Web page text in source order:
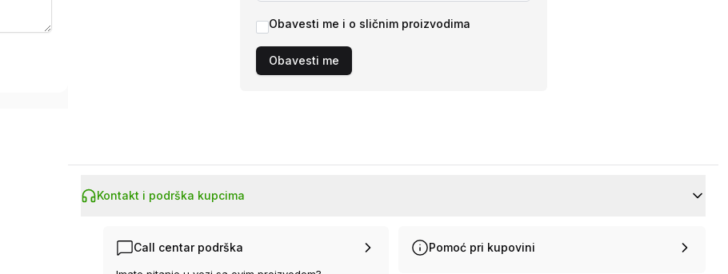
Obavesti me i o sličnim proizvodima
Obavesti me
Kontakt i podrška kupcima
Call centar podrška Pomoć pri kupovini